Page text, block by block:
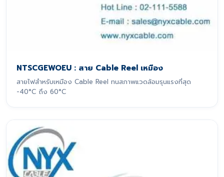
NTSCGEWOEU : สาย Cable Reel เหมือง
สายไฟสำหรับเหมือง Cable Reel ทนสภาพแวดล้อมรุนแรงที่สุด
-40°C ถึง 60°C